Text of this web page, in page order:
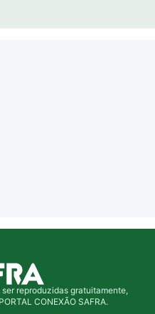
reproduzidas gratuitamente,
CONEXÃO SAFRA.